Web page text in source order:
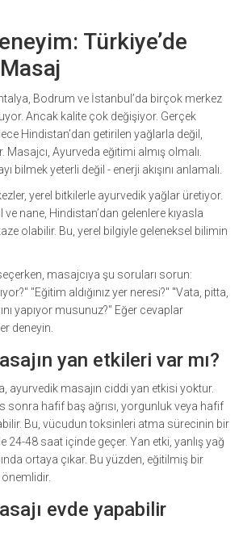
Türkiye’de
Bodrum ve İstanbul’da birçok merkez
Ancak kalite çok değişiyor. Gerçek
Hindistan’dan getirilen yağlarla değil,
Masajcı, Ayurveda eğitimi almış olmalı.
bilmek yeterli değil - enerji akışını anlamalı.
yerel bitkilerle ayurvedik yağlar üretiyor.
nane, Hindistan’dan gelenlere kıyasla
olabilir. Bu, yerel bilgiyle geleneksel bilimin
masajcıya şu soruları sorun:
"Eğitim aldığınız yer neresi?" "Vata, pitta,
yapıyor musunuz?" Eğer cevaplar
deneyin.
yan etkileri var mı?
ayurvedik masajın ciddi yan etkisi yoktur.
sonra hafif baş ağrısı, yorgunluk veya hafif
Bu, vücudun toksinleri atma sürecinin bir
24-48 saat içinde geçer. Yan etki, yanlış yağ
ortaya çıkar. Bu yüzden, eğitilmiş bir
evde yapabilir